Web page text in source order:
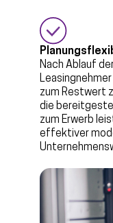
Nach Ablauf
zum Restwert
die
zum Erwerb
effektiver